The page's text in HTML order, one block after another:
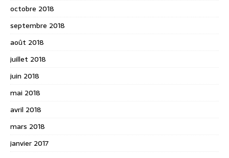
octobre 2018
septembre 2018
août 2018
juillet 2018
juin 2018
mai 2018
avril 2018
mars 2018
janvier 2017